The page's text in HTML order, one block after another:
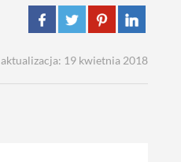
aktualizacja: 19 kwietnia 2018